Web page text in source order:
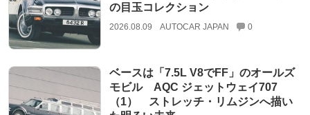
の目玉コレクション
2026.08.09 AUTOCAR JAPAN 0
ベースは「7.5L V8でFF」のオールズ
モビル AQC ジェットウェイ707
（1） ストレッチ・リムジンへ描い